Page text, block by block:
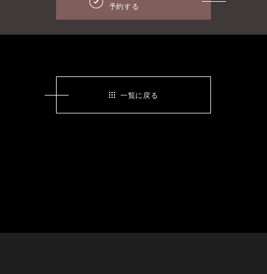
予約する
一覧に戻る